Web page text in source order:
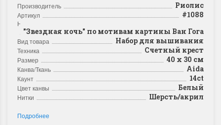
Производитель Риолис
Артикул #1088
Название
"Звездная ночь" по мотивам картины Ван Гога
Вид товара Набор для вышивания
Техника Счетный крест
Размер 40 x 30 см
Канва/Ткань Aida
Каунт 14ct
Цвет канвы Белый
Нитки Шерсть/акрил
Подробнее